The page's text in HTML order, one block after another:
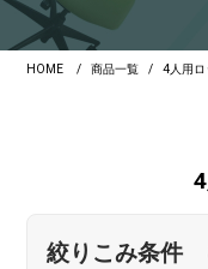
HOME 商品一覧 4人用ロ
絞りこみ条件